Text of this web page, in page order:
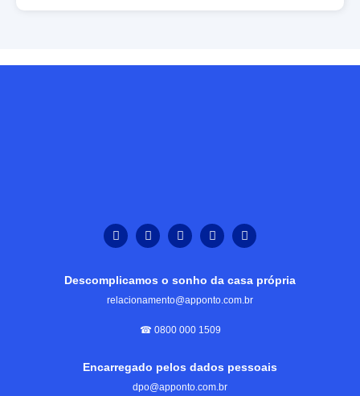
Descomplicamos o sonho da casa própria
relacionamento@apponto.com.br
☎ 0800 000 1509
Encarregado pelos dados pessoais
dpo@apponto.com.br